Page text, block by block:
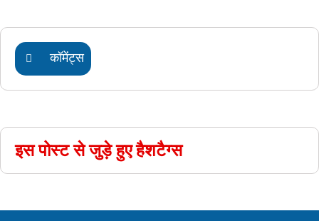
कॉमेंट्स
इस पोस्ट से जुड़े हुए हैशटैग्स